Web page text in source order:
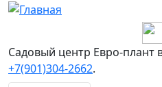
Перейти к основному
Садовый центр Евро-плант
+7(901)304-2662.